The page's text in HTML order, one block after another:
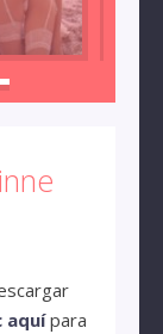
aquípara